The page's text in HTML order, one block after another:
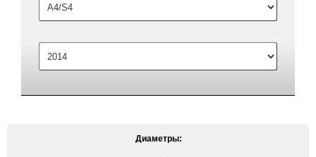
Диаметры: